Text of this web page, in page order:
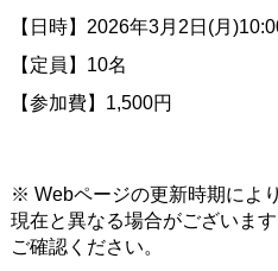
【日時】2026年3月2日(月
【定員】10名
【参加費】1,500円
※ Webページの更新時期によ
現在と異なる場合がございま
ご確認ください。